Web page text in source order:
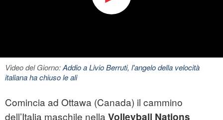
Video del Giorno:Addio a Livio Berruti, l'angelo della velocità
italiana ha chiuso le ali
Comincia ad Ottawa (Canada) il cammino
dell’Italia maschile nella Volleyball Nations